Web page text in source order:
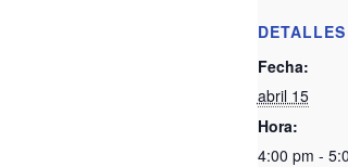
DETALLES
Fecha:
abril 15
Hora:
4:00 pm -